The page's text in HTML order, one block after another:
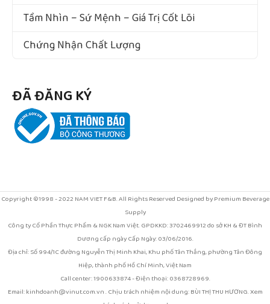
Tầm Nhìn – Sứ Mệnh – Giá Trị Cốt Lõi
Chứng Nhận Chất Lượng
ĐÃ ĐĂNG KÝ
Copyright ©1998 - 2022 NAM VIET F&B. All Rights Reserved Designed by Premium Beverage
Supply
Công ty Cổ Phần Thực Phẩm & NGK Nam Việt. GPDKKD: 3702469912 do sở KH & ĐT Bình
Dương cấp ngày Cấp Ngày: 03/06/2016.
Địa chỉ: Số 994/1C đường Nguyễn Thị Minh Khai, Khu phố Tân Thắng, phường Tân Đông
Hiệp, thành phố Hồ Chí Minh, Việt Nam
Call center: 1900633874 - Điện thoại: 0368728969.
Email: kinhdoanh@vinut.com.vn . Chịu trách nhiệm nội dung: BÙI THỊ THU HƯƠNG. Xem